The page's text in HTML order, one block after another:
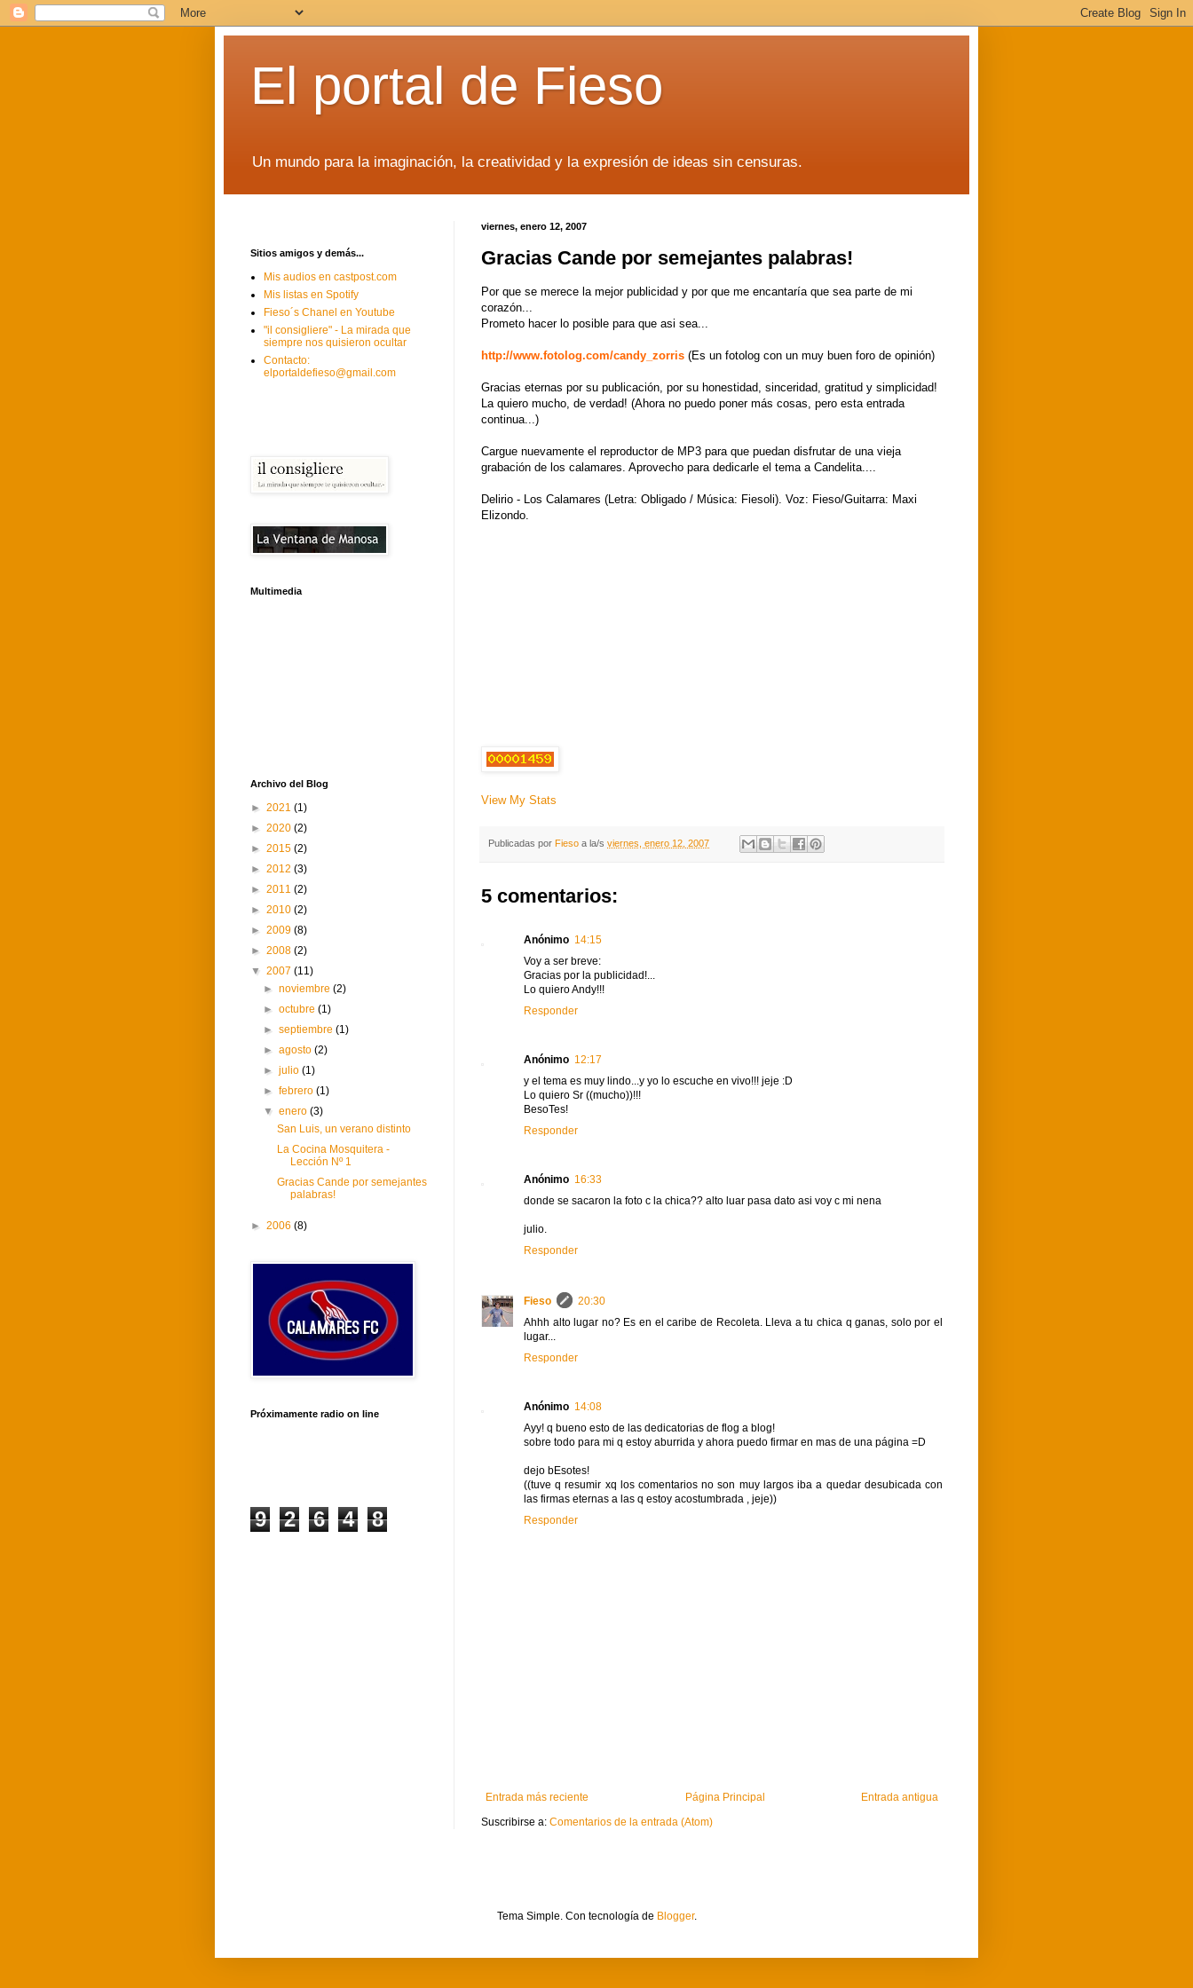
El portal de Fieso
Un mundo para la imaginación, la creatividad y la expresión de ideas sin censuras.
viernes, enero 12, 2007
Gracias Cande por semejantes palabras!
Por que se merece la mejor publicidad y por que me encantaría que sea parte de mi
corazón...
Prometo hacer lo posible para que asi sea...
http://www.fotolog.com/candy_zorris (Es un fotolog con un muy buen foro de opinión)
Gracias eternas por su publicación, por su honestidad, sinceridad, gratitud y simplicidad!
La quiero mucho, de verdad! (Ahora no puedo poner más cosas, pero esta entrada
continua...)
Cargue nuevamente el reproductor de MP3 para que puedan disfrutar de una vieja
grabación de los calamares. Aprovecho para dedicarle el tema a Candelita....
Delirio - Los Calamares (Letra: Obligado / Música: Fiesoli). Voz: Fieso/Guitarra: Maxi
Elizondo.
View My Stats
Publicadas por Fieso a la/s viernes, enero 12, 2007
5 comentarios:
Anónimo 14:15
Voy a ser breve:
Gracias por la publicidad!...
Lo quiero Andy!!!
Responder
Anónimo 12:17
y el tema es muy lindo...y yo lo escuche en vivo!!! jeje :D
Lo quiero Sr ((mucho))!!!
BesoTes!
Responder
Anónimo 16:33
donde se sacaron la foto c la chica?? alto luar pasa dato asi voy c mi nena
julio.
Responder
Fieso
20:30
Ahhh alto lugar no? Es en el caribe de Recoleta. Lleva a tu chica q ganas, solo por el
lugar...
Responder
Anónimo 14:08
Ayy! q bueno esto de las dedicatorias de flog a blog!
sobre todo para mi q estoy aburrida y ahora puedo firmar en mas de una página =D
dejo bEsotes!
((tuve q resumir xq los comentarios no son muy largos iba a quedar desubicada con
las firmas eternas a las q estoy acostumbrada , jeje))
Responder
Entrada más reciente Entrada antigua
Página Principal
Suscribirse a: Comentarios de la entrada (Atom)
Sitios amigos y demás...
Mis audios en castpost.com
Mis listas en Spotify
Fieso´s Chanel en Youtube
"il consigliere" - La mirada que
siempre nos quisieron ocultar
Contacto:
elportaldefieso@gmail.com
Multimedia
Archivo del Blog
► 2021 (1)
► 2020 (2)
► 2015 (2)
► 2012 (3)
► 2011 (2)
► 2010 (2)
► 2009 (8)
► 2008 (2)
▼ 2007 (11)
►noviembre(2)
►octubre(1)
►septiembre(1)
►agosto(2)
►julio(1)
►febrero(1)
▼enero(3)
San Luis, un verano distinto
La Cocina Mosquitera -
Lección Nº 1
Gracias Cande por semejantes
palabras!
► 2006 (8)
Próximamente radio on line
9 2 6 4 8
Tema Simple. Con tecnología de Blogger.